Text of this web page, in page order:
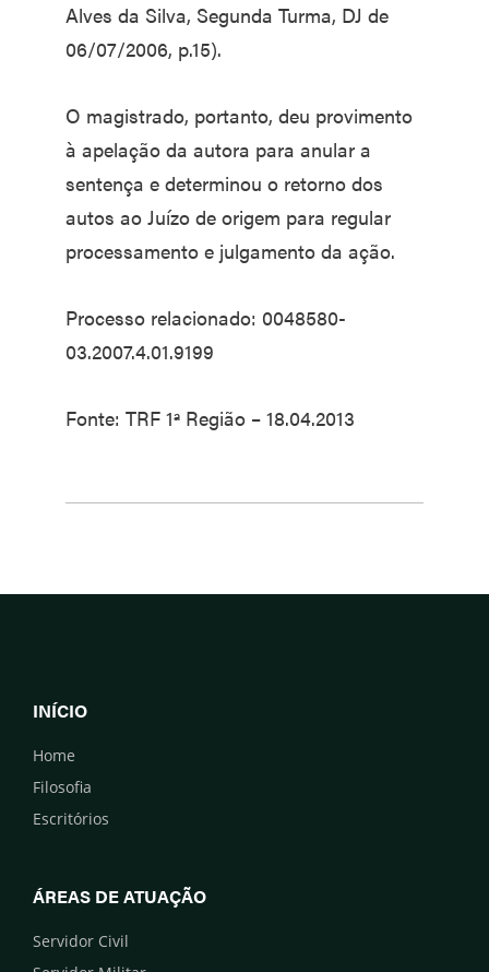
Alves da Silva, Segunda Turma, DJ de
06/07/2006, p.15).
O magistrado, portanto, deu provimento
à apelação da autora para anular a
sentença e determinou o retorno dos
autos ao Juízo de origem para regular
processamento e julgamento da ação.
Processo relacionado: 0048580-
03.2007.4.01.9199
Fonte: TRF 1ª Região – 18.04.2013
INÍCIO
Home
Filosofia
Escritórios
ÁREAS DE ATUAÇÃO
Servidor Civil